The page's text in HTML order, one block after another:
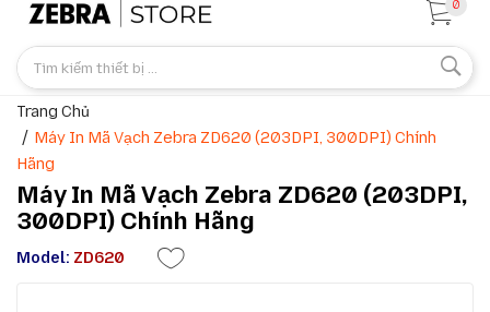
0
Trang Chủ
Máy In Mã Vạch Zebra ZD620 (203DPI, 300DPI) Chính
Hãng
Máy In Mã Vạch Zebra ZD620 (203DPI,
300DPI) Chính Hãng
Model: ZD620